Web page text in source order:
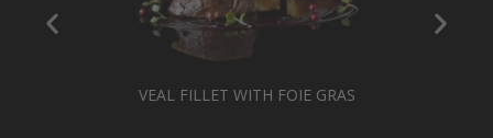
VEAL FILLET WITH FOIE GRAS